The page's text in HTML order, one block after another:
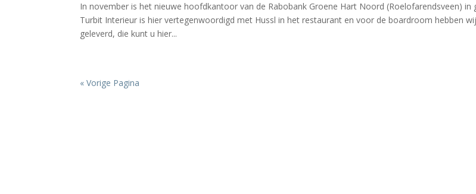
In november is het nieuwe hoofdkantoor van de Rabobank Groene Hart Noord (Roelofarendsveen) in
Turbit Interieur is hier vertegenwoordigd met Hussl in het restaurant en voor de boardroom hebben
geleverd, die kunt u hier...
« Vorige Pagina